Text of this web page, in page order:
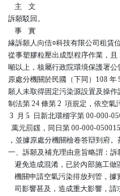
    主    文
訴願駁回。
    事    實
緣訴願人向佶○科技有限公司租賃
從事塑膠粒壓出成型程序作業，且
噸以上，核屬行政院環境保護署公
原處分機關於民國（下同）108 年
願人未取得固定污染源設置及操
制法第 24 條第 2  項規定，依空氣
3  月 5  日新北環稽字第 00-000-
萬元罰鍰，同日第 00-000-
，並據原處分機關檢卷答辯到府。
一、訴願及補充理由意旨略謂：
避免造成混淆，已於內部施工
機關申請空氣污染排放列管，
司影響甚及，造成重大影響，請